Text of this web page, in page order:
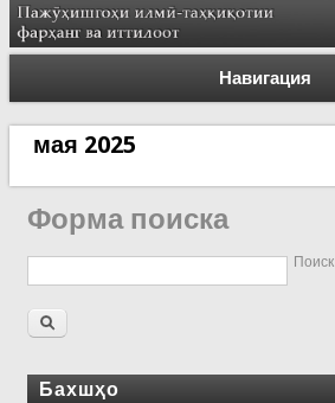
Навигация
мая 2025
Форма поиска
Поиск
Бахшҳо